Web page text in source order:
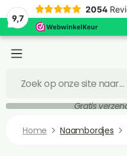
9,7
2054
Gratis
Home Naambordjes